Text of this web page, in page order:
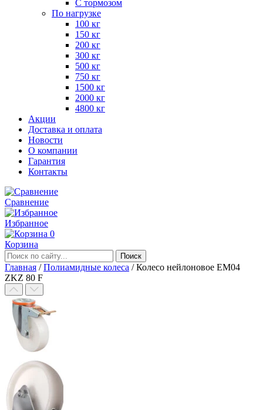
С тормозом
По нагрузке
100 кг
150 кг
200 кг
300 кг
500 кг
750 кг
1500 кг
2000 кг
4800 кг
Акции
Доставка и оплата
Новости
О компании
Гарантия
Контакты
Сравнение
Избранное
0
Корзина
Главная /Полиамидные колеса /Колесо нейлоновое EM04
ZKZ 80 F